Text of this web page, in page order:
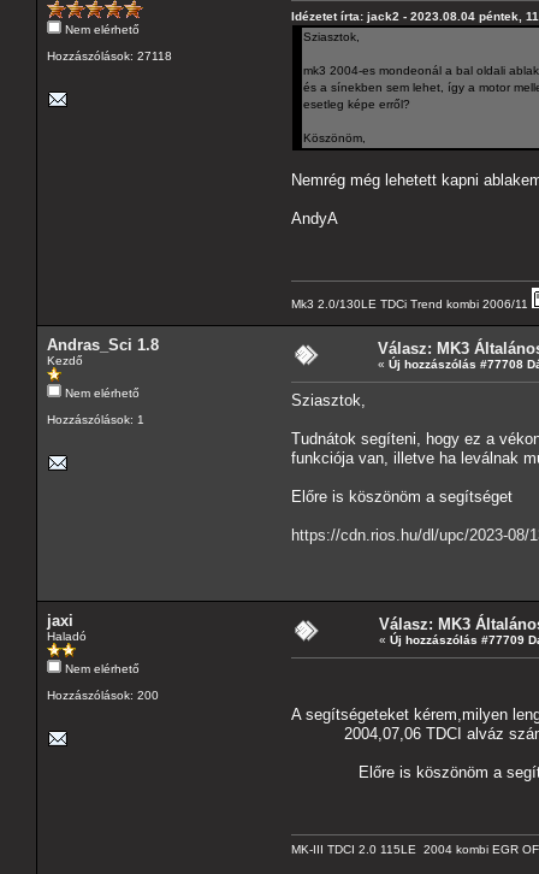
Nem elérhető
Hozzászólások: 27118
Idézetet írta: jack2 - 2023.08.04 péntek,
Sziasztok,
mk3 2004-es mondeonál a bal oldali
és a sínekben sem lehet, így a motor
esetleg képe erről?
Köszönöm,
Nemrég még lehetett kapni
AndyA
Mk3 2.0/130LE TDCi Trend kombi 2006/11
Andras_Sci 1.8
Kezdő
Nem elérhető
Hozzászólások: 1
Válasz: MK3
« Új hozzászólás #77708
Sziasztok,
Tudnátok segíteni, hogy ez a
funkciója van, illetve ha leválnak
Előre is köszönöm a segítséget
https://cdn.rios.hu/dl/upc/2023-08/
jaxi
Haladó
Nem elérhető
Hozzászólások: 200
Válasz: MK3
« Új hozzászólás #77709
A segítségeteket kérem,milyen
2004,07,06 TDCI alváz
Előre is köszönöm a
MK-III TDCI 2.0 115LE 2004 kombi EGR